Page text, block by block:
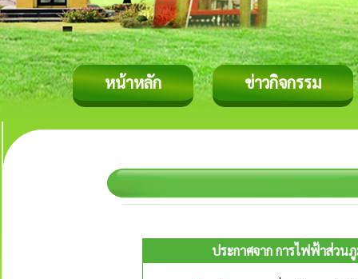
หน้าหลัก ข่าวกิจกรรม
ประกาศจาก การไฟฟ้าส่วน